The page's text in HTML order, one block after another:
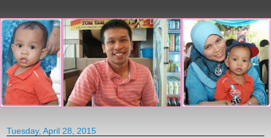
Tuesday, April 28, 2015